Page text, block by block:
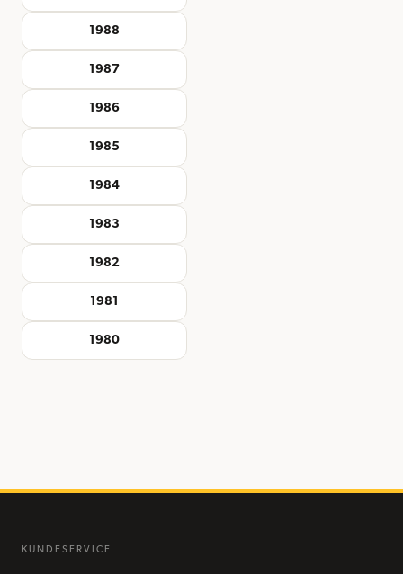
1988
1987
1986
1985
1984
1983
1982
1981
1980
KUNDESERVICE